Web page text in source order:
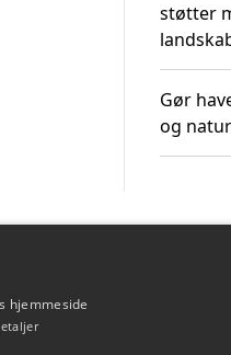
støtter
Gør
og
hjemmeside